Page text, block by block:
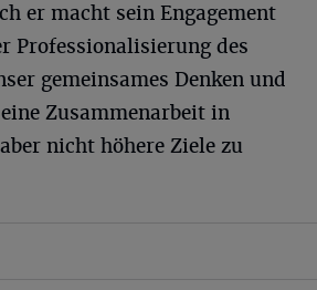
er macht sein Engagement
Professionalisierung des
gemeinsames Denken und
Zusammenarbeit in
nicht höhere Ziele zu